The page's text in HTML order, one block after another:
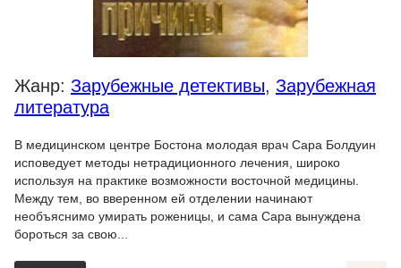
Жанр: Зарубежные детективы, Зарубежная
литература
В медицинском центре Бостона молодая врач Сара Болдуин
исповедует методы нетрадиционного лечения, широко
используя на практике возможности восточной медицины.
Между тем, во вверенном ей отделении начинают
необъяснимо умирать роженицы, и сама Сара вынуждена
бороться за свою...